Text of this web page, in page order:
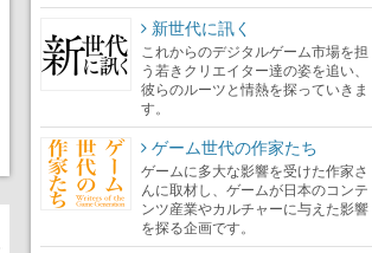
新世代に訊く
これからのデジタルゲーム市場を担
う若きクリエイター達の姿を追い、
彼らのルーツと情熱を探っていきま
す。
ゲーム世代の作家たち
ゲームに多大な影響を受けた作家さ
んに取材し、ゲームが日本のコンテ
ンツ産業やカルチャーに与えた影響
を探る企画です。